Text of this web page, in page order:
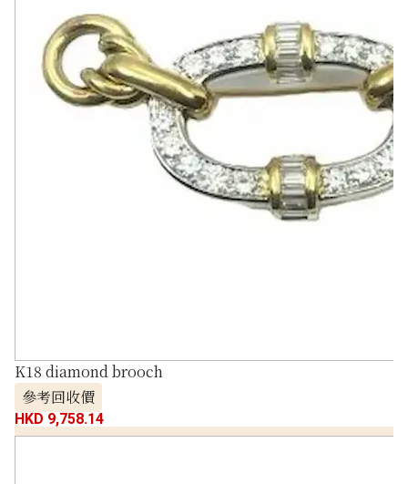
K18 diamond brooch
參考回收價
HKD 9,758.14